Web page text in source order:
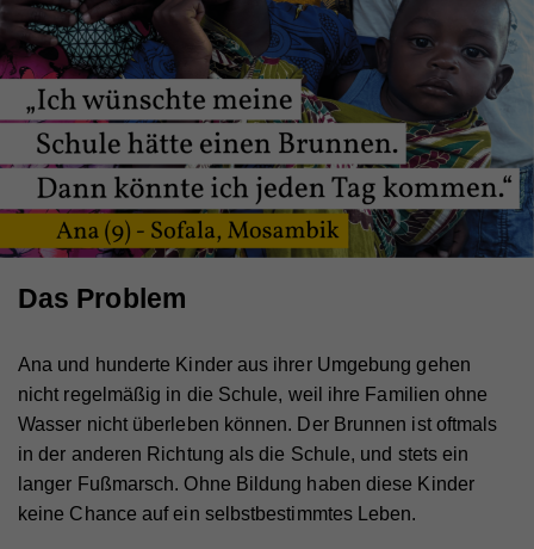
Das Problem
Ana und hunderte Kinder aus ihrer Umgebung gehen
nicht regelmäßig in die Schule, weil ihre Familien ohne
Wasser nicht überleben können. Der Brunnen ist oftmals
in der anderen Richtung als die Schule, und stets ein
langer Fußmarsch. Ohne Bildung haben diese Kinder
keine Chance auf ein selbstbestimmtes Leben.